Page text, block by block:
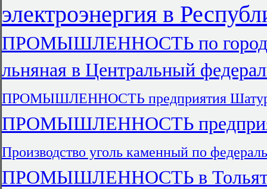
электроэнергия в
ПРОМЫШЛЕННОСТЬ по
льняная в Центральный
ПРОМЫШЛЕННОСТЬ предприятия
ПРОМЫШЛЕННОСТЬ
Производство уголь каменный по
ПРОМЫШЛЕННОСТЬ в